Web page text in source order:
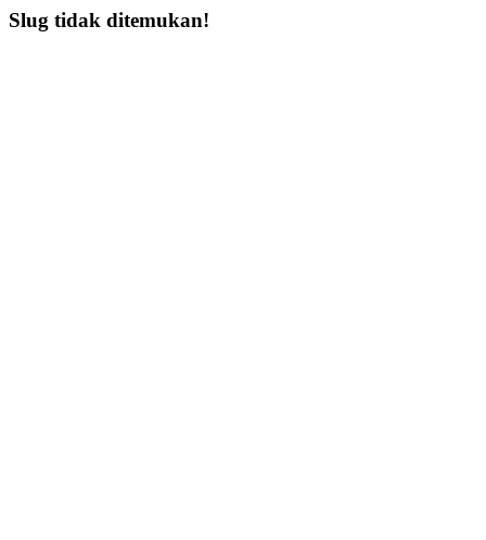
Slug tidak ditemukan!